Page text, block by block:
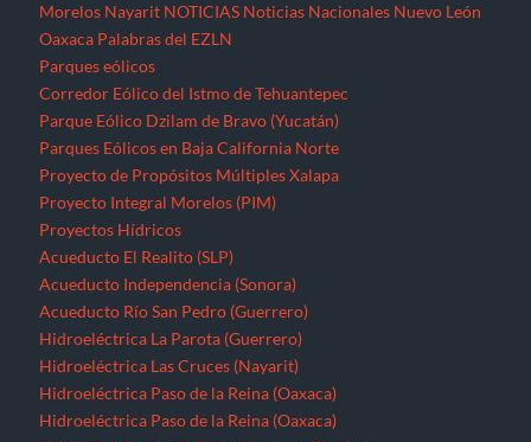
Morelos Nayarit NOTICIAS Noticias Nacionales Nuevo León
Oaxaca Palabras del EZLN
Parques eólicos
Corredor Eólico del Istmo de Tehuantepec
Parque Eólico Dzilam de Bravo (Yucatán)
Parques Eólicos en Baja California Norte
Proyecto de Propósitos Múltiples Xalapa
Proyecto Integral Morelos (PIM)
Proyectos Hídricos
Acueducto El Realito (SLP)
Acueducto Independencia (Sonora)
Acueducto Río San Pedro (Guerrero)
Hidroeléctrica La Parota (Guerrero)
Hidroeléctrica Las Cruces (Nayarit)
Hidroeléctrica Paso de la Reina (Oaxaca)
Hidroeléctrica Paso de la Reina (Oaxaca)